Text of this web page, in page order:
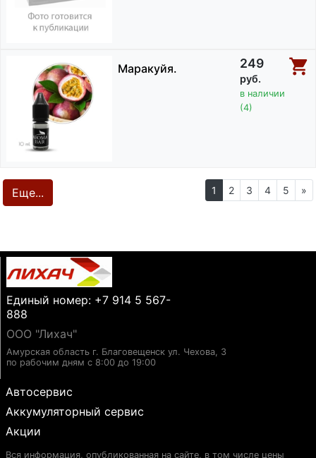
Маракуйя. 249
руб.
в наличии
(4)
Еще... 1 2 3 4 5 »
Единый номер: +7 914 5 567-
888
ООО "Лихач"
Амурская область г. Благовещенск ул. Чехова, 3
по рабочим дням с 8:00 до 19:00
Автосервис
Аккумуляторный сервис
Акции
Вся информация, опубликованная на сайте, в том числе цены